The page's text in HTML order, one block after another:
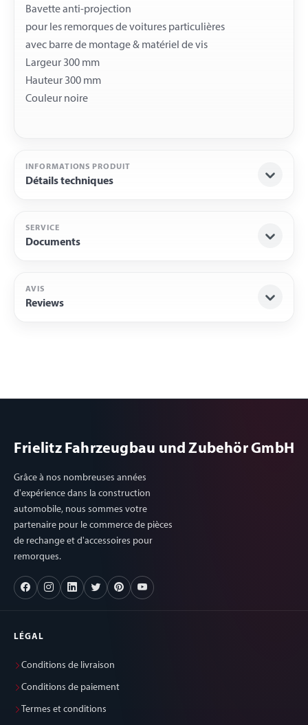
Bavette anti-projection
pour les remorques de voitures particulières
avec barre de montage & matériel de vis
Largeur 300 mm
Hauteur 300 mm
INFORMATIONS PRODUIT
Détails techniques
SERVICE
Documents
AVIS
Reviews
Frielitz Fahrzeugbau und Zubehör GmbH
Grâce à nos nombreuses années
d'expérience dans la construction
automobile, nous sommes votre
partenaire pour le commerce de pièces
de rechange et d'accessoires pour
remorques.
LÉGAL
Conditions de livraison
Conditions de paiement
Termes et conditions